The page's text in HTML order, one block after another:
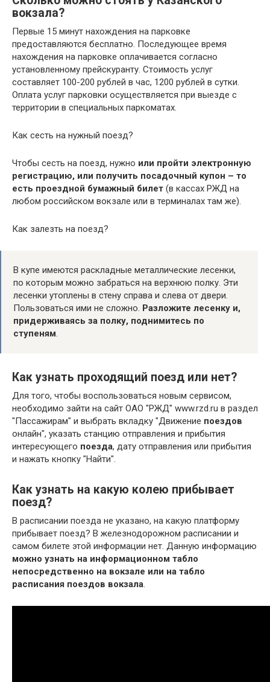
вокзала?
Первые 15 минут нахождения на парковке
предоставляются бесплатно. Последующее время
нахождения на парковке оплачивается согласно
установленному прейскуранту. Стоимость услуг
составляет 100-200 рублей в час, 1200 рублей в сутки.
Оплата услуг парковки осуществляется при выезде с
территории в специальных паркоматах.
Как сесть на нужный поезд?
Чтобы сесть на поезд, нужно или пройти электронную
регистрацию, или получить посадочный купон – то
есть проездной бумажный билет (в кассах РЖД на
любом российском вокзале или в терминалах там же).
Как залезть на поезд?
В купе имеются раскладные металлические лесенки,
по которым можно забраться на верхнюю полку. Эти
лесенки утоплены в стену справа и слева от двери.
Пользоваться ими не сложно. Разложите лесенку и,
придерживаясь за полку, поднимитесь по
ступеням.
Как узнать проходящий поезд или нет?
Для того, чтобы воспользоваться новым сервисом,
необходимо зайти на сайт ОАО "РЖД" www.rzd.ru в раздел
"Пассажирам" и выбрать вкладку "Движение поездов
онлайн", указать станцию отправления и прибытия
интересующего поезда, дату отправления или прибытия
и нажать кнопку "Найти".
Как узнать на какую колею прибывает
поезд?
В расписании поезда не указано, на какую платформу
прибывает поезд? В железнодорожном расписании и
самом билете этой информации нет. Данную информацию
можно узнать на информационном табло
непосредственно на вокзале или на табло
расписания поездов вокзала.